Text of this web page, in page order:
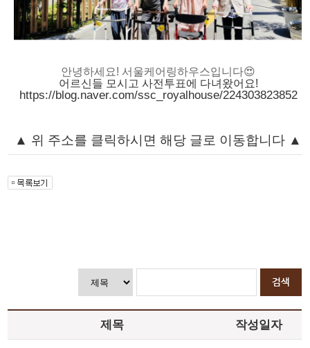
안녕하세요! 서울케어링하우스입니다😍
어르신들 모시고 사전투표에 다녀왔어요!
https://blog.naver.com/ssc_royalhouse/224303823852
▲ 위 주소를 클릭하시면 해당 글로 이동합니다 ▲
제목 작성일자